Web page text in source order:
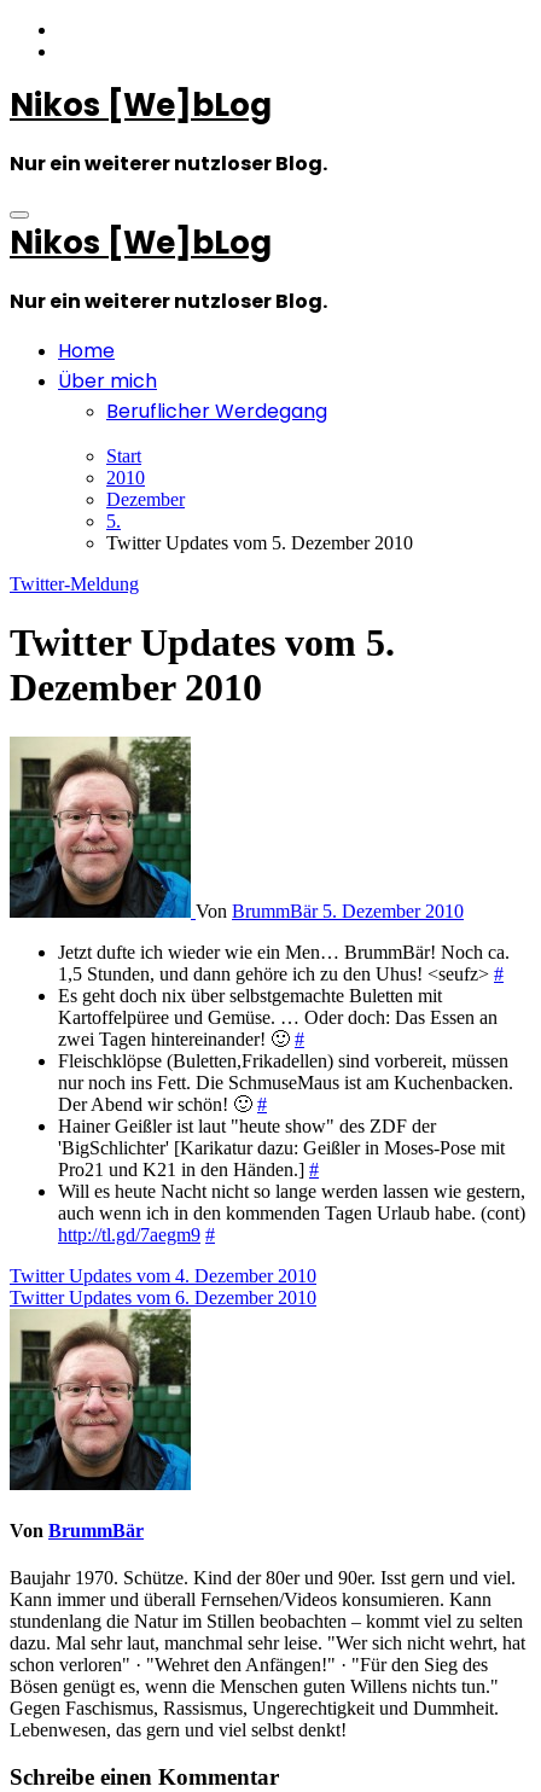
Zum
Inhalt
Nikos [We]bLog
Nur ein weiterer nutzloser Blog.
Nikos [We]bLog
Nur ein weiterer nutzloser Blog.
Home
Über mich
Beruflicher Werdegang
Start
2010
Dezember
5.
Twitter Updates vom 5. Dezember 2010
Twitter-Meldung
Twitter Updates vom 5.
Dezember 2010
Von BrummBär 5. Dezember 2010
Jetzt dufte ich wieder wie ein Men… BrummBär! Noch ca.
1,5 Stunden, und dann gehöre ich zu den Uhus! <seufz> #
Es geht doch nix über selbstgemachte Buletten mit
Kartoffelpüree und Gemüse. … Oder doch: Das Essen an
zwei Tagen hintereinander! 🙂 #
Fleischklöpse (Buletten,Frikadellen) sind vorbereit, müssen
nur noch ins Fett. Die SchmuseMaus ist am Kuchenbacken.
Der Abend wir schön! 🙂 #
Hainer Geißler ist laut "heute show" des ZDF der
'BigSchlichter' [Karikatur dazu: Geißler in Moses-Pose mit
Pro21 und K21 in den Händen.] #
Will es heute Nacht nicht so lange werden lassen wie gestern,
auch wenn ich in den kommenden Tagen Urlaub habe. (cont)
http://tl.gd/7aegm9 #
Beitragsnavigation
Twitter Updates vom 4. Dezember 2010
Twitter Updates vom 6. Dezember 2010
Von BrummBär
Baujahr 1970. Schütze. Kind der 80er und 90er. Isst gern und viel.
Kann immer und überall Fernsehen/Videos konsumieren. Kann
stundenlang die Natur im Stillen beobachten – kommt viel zu selten
dazu. Mal sehr laut, manchmal sehr leise. "Wer sich nicht wehrt, hat
schon verloren" · "Wehret den Anfängen!" · "Für den Sieg des
Bösen genügt es, wenn die Menschen guten Willens nichts tun."
Gegen Faschismus, Rassismus, Ungerechtigkeit und Dummheit.
Lebenwesen, das gern und viel selbst denkt!
Schreibe einen Kommentar